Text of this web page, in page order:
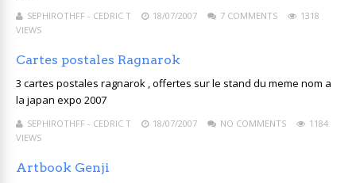
SEPHIROTHFF - CEDRIC T 18/07/2007 7 COMMENTS
1318
VIEWS
Cartes postales Ragnarok
3 cartes postales ragnarok , offertes sur le stand du meme nom a
la japan expo 2007
SEPHIROTHFF - CEDRIC T 18/07/2007 NO COMMENTS
1184
VIEWS
Artbook Genji